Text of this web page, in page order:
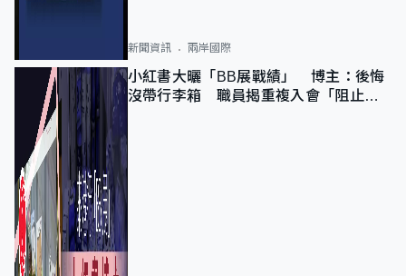
新聞資訊 兩岸國際
小紅書大曬「BB展戰績」 博主：後悔
沒帶行李箱 職員揭重複入會「阻止唔